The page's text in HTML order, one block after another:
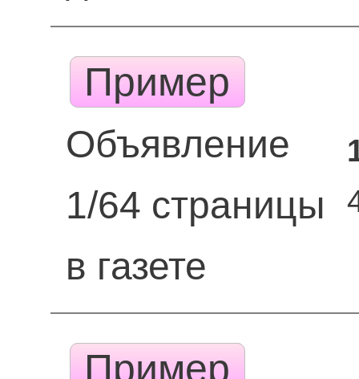
Пример
Объявление
1/64 страницы
в газете
Пример